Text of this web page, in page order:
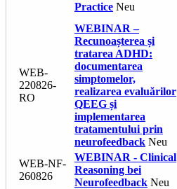
Practice Neu
WEB-
220826-
RO
WEBINAR –
Recunoașterea și
tratarea ADHD:
documentarea
simptomelor,
realizarea evaluărilor
QEEG și
implementarea
tratamentului prin
neurofeedback Neu
WEB-NF-
260826
WEBINAR - Clinical
Reasoning bei
Neurofeedback Neu